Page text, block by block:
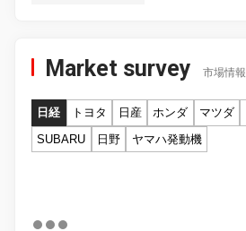
Market survey 市場情報
日経 トヨタ 日産 ホンダ マツダ
SUBARU
日野 ヤマハ発動機